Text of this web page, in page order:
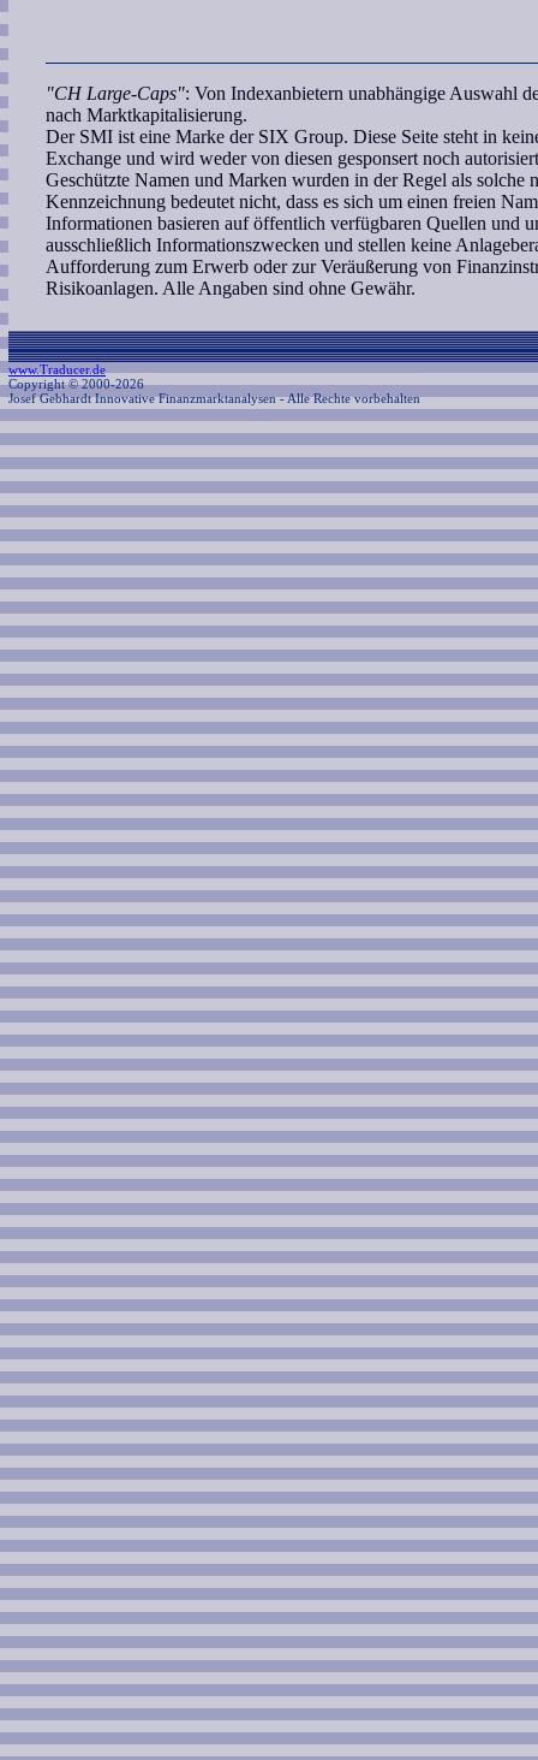
"CH Large-Caps": Von Indexanbietern unabhängige Auswahl
nach Marktkapitalisierung.
Der SMI ist eine Marke der SIX Group. Diese Seite steht in
Exchange und wird weder von diesen gesponsert noch
Geschützte Namen und Marken wurden in der Regel als solche
Kennzeichnung bedeutet nicht, dass es sich um einen freien
Informationen basieren auf öffentlich verfügbaren Quellen und
ausschließlich Informationszwecken und stellen keine
Aufforderung zum Erwerb oder zur Veräußerung von
Risikoanlagen. Alle Angaben sind ohne Gewähr.
www.Traducer.de
Copyright © 2000-2026
Josef Gebhardt Innovative Finanzmarktanalysen - Alle Rechte vorbehalten